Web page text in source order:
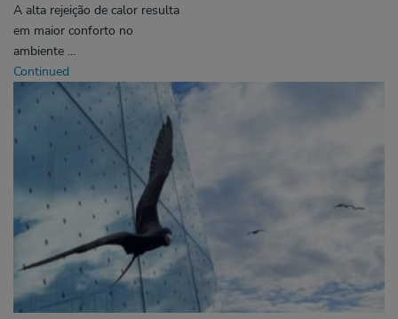
A alta rejeição de calor resulta
em maior conforto no
ambiente …
Continued